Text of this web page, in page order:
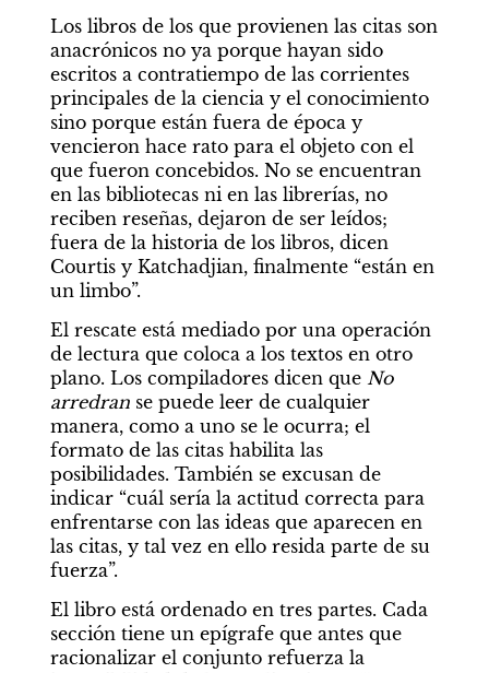
Los libros de los que provienen las citas son
anacrónicos no ya porque hayan sido
escritos a contratiempo de las corrientes
principales de la ciencia y el conocimiento
sino porque están fuera de época y
vencieron hace rato para el objeto con el
que fueron concebidos. No se encuentran
en las bibliotecas ni en las librerías, no
reciben reseñas, dejaron de ser leídos;
fuera de la historia de los libros, dicen
Courtis y Katchadjian, finalmente “están en
un limbo”.
El rescate está mediado por una operación
de lectura que coloca a los textos en otro
plano. Los compiladores dicen que No
arredran se puede leer de cualquier
manera, como a uno se le ocurra; el
formato de las citas habilita las
posibilidades. También se excusan de
indicar “cuál sería la actitud correcta para
enfrentarse con las ideas que aparecen en
las citas, y tal vez en ello resida parte de su
fuerza”.
El libro está ordenado en tres partes. Cada
sección tiene un epígrafe que antes que
racionalizar el conjunto refuerza la